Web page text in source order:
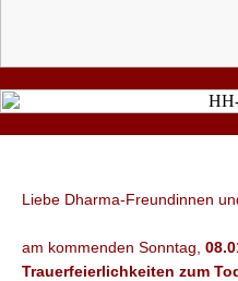
Liebe Dharma-Freundinnen
am kommenden Sonntag,
Trauerfeierlichkeiten zum